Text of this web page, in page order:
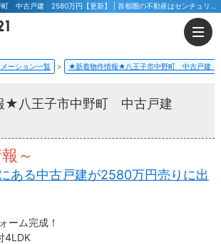
ーション一覧 ★新着物件情報★八王子市中野町 中古戸建
★八王子市中野町 中古戸建
～
ある中古戸建が2580万円売りに出
ーム完成！
4LDK